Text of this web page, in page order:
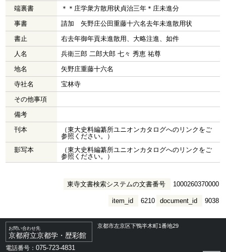
端裏書
＊＊庄学衆方散用状貞治三年＊庄未進分
事書
請加 矢野庄公田重藤十六名去年未進散用状
書止
右去年御年貢未進散用、大略注進、如件
人名
兵衛三郎 二郎大郎 七々 秀恵 祐尊
地名
矢野庄重藤十六名
寺社名
宝林寺
その他事項
備考
刊本
（東大史料編纂所ユニオンカタログへのリンクをご
参照ください。）
影写本
（東大史料編纂所ユニオンカタログへのリンクをご
参照ください。）
東寺文書検索システムの文書番号 1000260370000
document_id 9038
item_id 6210
お問い合わせ先
京都府立京都学・歴彩館
京都市左京区下鴨半木町1番地29
電話番号：075-723-4831